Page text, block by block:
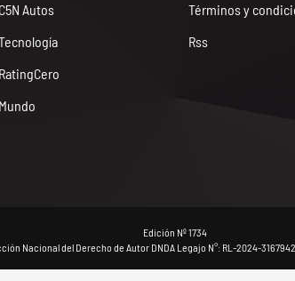
C5N Autos
RatingCero
Mundo
Términos y
Rss
Edición Nº 1734
Nacional del Derecho de Autor DNDA Legajo N°: RL-2024-